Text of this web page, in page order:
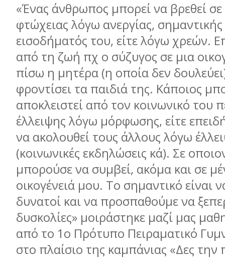
«Ένας άνθρωπος μπορεί να βρεθεί
φτώχειας λόγω ανεργίας,
εισοδήματός του, είτε λόγω χρεών.
από τη ζωή πχ ο σύζυγος σε μια
πίσω η μητέρα (η οποία δεν
φροντίσει τα παιδιά της. Κάποιος
αποκλειστεί από τον κοινωνικό του
έλλειψης λόγω μόρφωσης, είτε
να ακολουθεί τους άλλους λόγω
(κοινωνικές εκδηλώσεις κά). Σε
μπορούσε να συμβεί, ακόμα και σε
οικογένειά μου. Το σημαντικό είναι
δυνατοί και να προσπαθούμε να
δυσκολίες» μοιράστηκε μαζί μας
από το 1ο Πρότυπο Πειραματικό
στο πλαίσιο της καμπάνιας «Δες την